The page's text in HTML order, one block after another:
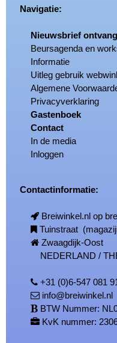
Navigatie:
Nieuwsbrief
Beursagenda en
Informatie
Uitleg gebruik
Algemene
Privacyverklaring
Gastenboek
Contact
In de media
Inloggen
Contactinformatie:
Breiwinkel.nl op
Tuinstraat
Zwaagdijk-Oost
NEDERLAND /
+31 (0)6-547 081
info@breiwinkel.nl
BTW Nummer:
KvK nummer: